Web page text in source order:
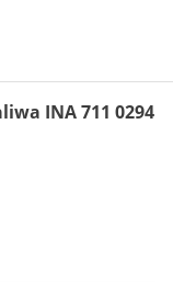
INA 711 0294